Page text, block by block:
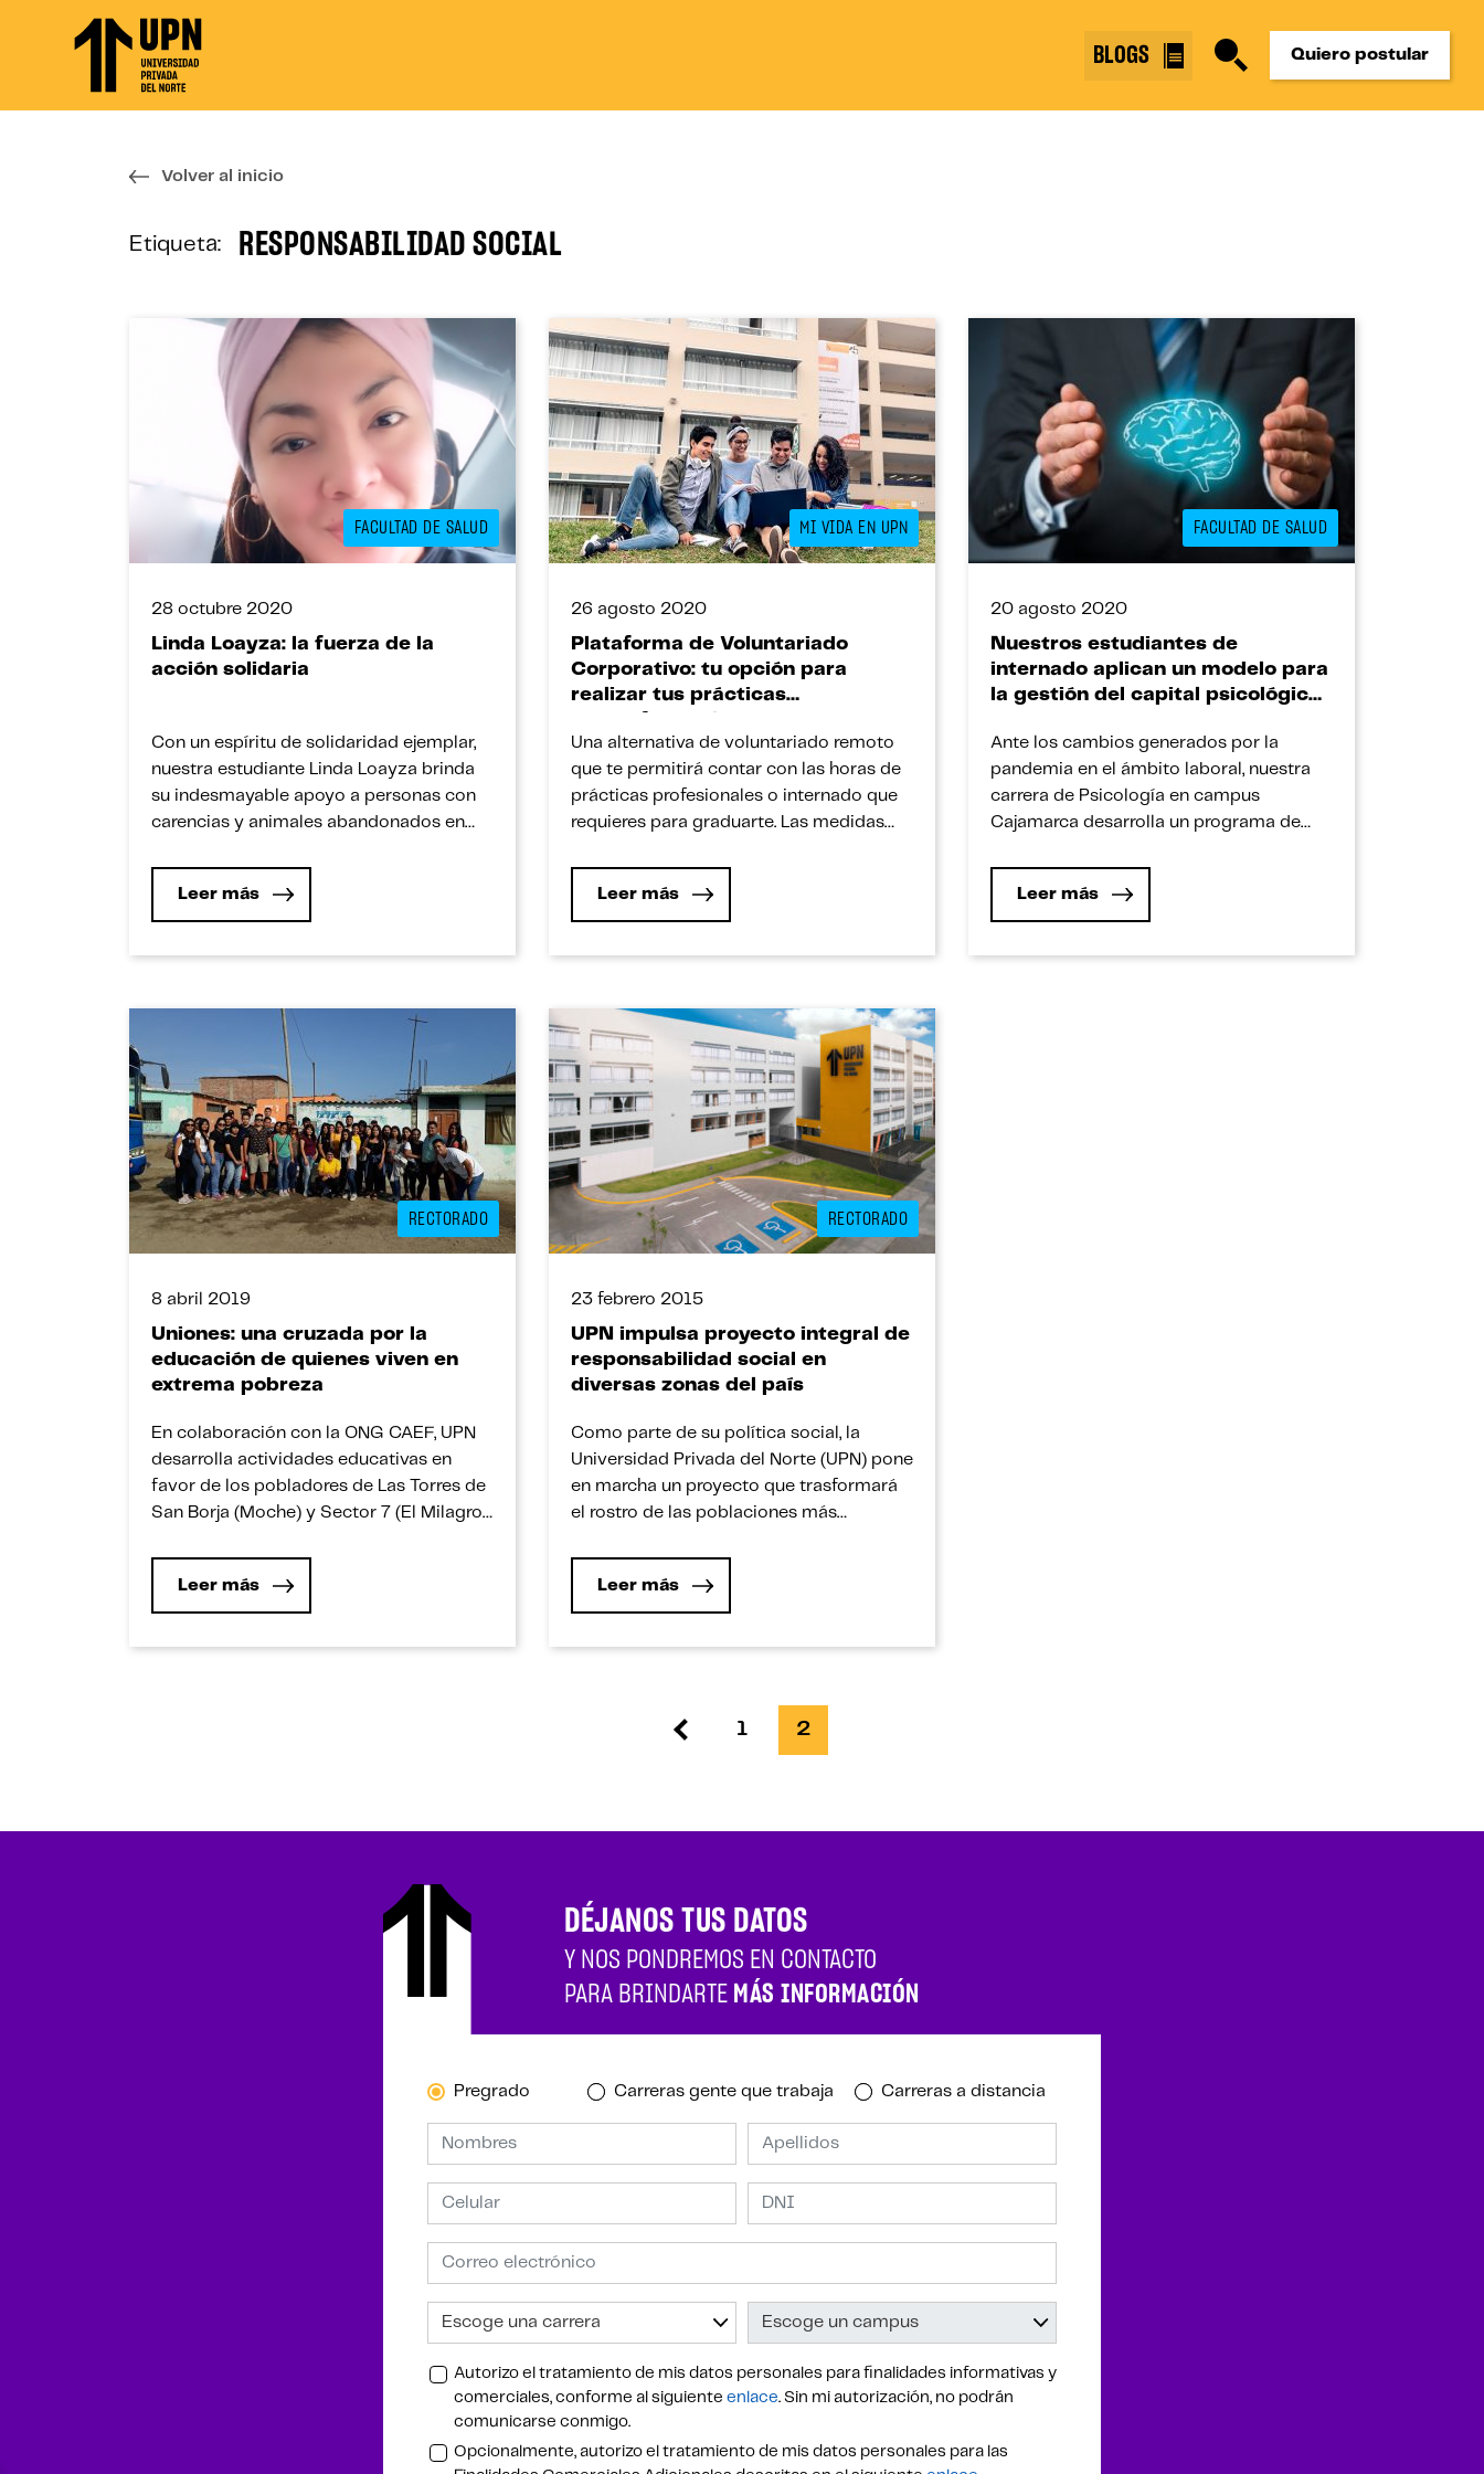
BLOGS Quiero postular
Volver al inicio
Etiqueta: RESPONSABILIDAD SOCIAL
FACULTAD DE SALUD
28 octubre 2020
Linda Loayza: la fuerza de la
acción solidaria
Con un espíritu de solidaridad ejemplar,
nuestra estudiante Linda Loayza brinda
su indesmayable apoyo a personas con
carencias y animales abandonados en
carrera de Psicología de campus San
realizando labores sociales para
Leer más
MI VIDA EN UPN
26 agosto 2020
Plataforma de Voluntariado
Corporativo: tu opción para
realizar tus prácticas
Una alternativa de voluntariado remoto
que te permitirá contar con las horas de
prácticas profesionales o internado que
requieres para graduarte. Las medidas
para las prácticas preprofesionales que
próximos a terminar sus carreras. Ante
del […]
Leer más
FACULTAD DE SALUD
20 agosto 2020
Nuestros estudiantes de
internado aplican un modelo para
la gestión del capital psicológico
Ante los cambios generados por la
pandemia en el ámbito laboral, nuestra
carrera de Psicología en campus
Cajamarca desarrolla un programa de
y les permite afrontar situaciones
vivimos desde hace medio año ha traído
Leer más
RECTORADO
8 abril 2019
Uniones: una cruzada por la
educación de quienes viven en
extrema pobreza
En colaboración con la ONG CAEF, UPN
desarrolla actividades educativas en
favor de los pobladores de Las Torres de
San Borja (Moche) y Sector 7 (El Milagro).
busca formar ciudadanos dueños de su
destino y agentes de cambio, cuyos
sueños influyan de manera positiva […]
Leer más
RECTORADO
23 febrero 2015
UPN impulsa proyecto integral de
responsabilidad social en
diversas zonas del país
Como parte de su política social, la
Universidad Privada del Norte (UPN) pone
en marcha un proyecto que trasformará
el rostro de las poblaciones más
un curso en la malla curricular de todas
las carreras y se invitará a otras
universidades.
Leer más
1 2
DÉJANOS TUS DATOS
Y NOS PONDREMOS EN CONTACTO
PARA BRINDARTE MÁS INFORMACIÓN
Pregrado Carreras gente que trabaja Carreras a distancia
Autorizo el tratamiento de mis datos personales para finalidades informativas y
comerciales, conforme al siguiente enlace. Sin mi autorización, no podrán
comunicarse conmigo.
Opcionalmente, autorizo el tratamiento de mis datos personales para las